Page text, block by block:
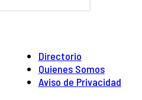
Directorio
Quienes Somos
Aviso de Privacidad